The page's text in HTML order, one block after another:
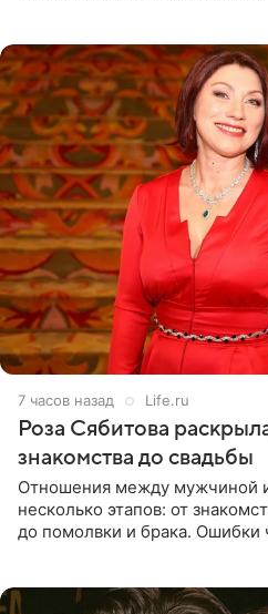
7 часов назад Life.ru
Роза Сябитова
знакомства до свадьбы
Отношения между мужчиной
несколько этапов: от
до помолвки и брака. Ошибки